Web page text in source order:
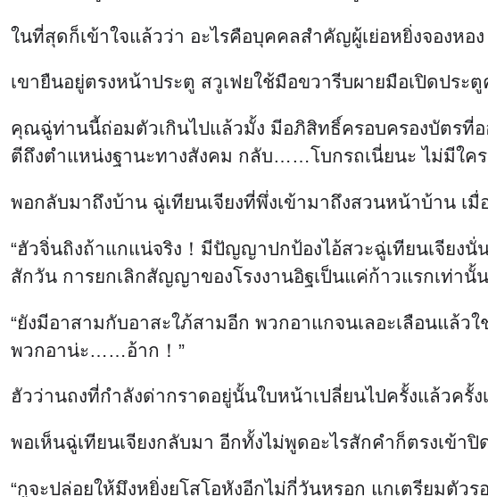
“ยังมีอาสามกับอาสะใภ้สามอีก พวกอาแกจนเลอะเลือนแล้ว
พวกอาน่ะ……อ้าก！”
ฮัวว่านถงที่กำลังด่ากราดอยู่นั้นใบหน้าเปลี่ยนไปครั้งแล้วครั้
พอเห็นฉู่เทียนเจียงกลับมา อีกทั้งไม่พูดอะไรสักคำก็ตรงเข้
“กูจะปล่อยให้มึงหยิ่งยโสโอหังอีกไม่กี่วันหรอก แกเตรียมตัวร